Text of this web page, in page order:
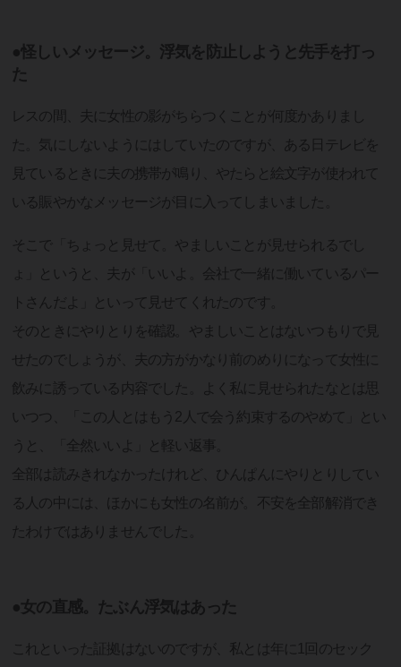
●怪しいメッセージ。浮気を防止しようと先手を打っ
た
レスの間、夫に女性の影がちらつくことが何度かありまし
た。気にしないようにはしていたのですが、ある日テレビを
見ているときに夫の携帯が鳴り、やたらと絵文字が使われて
いる賑やかなメッセージが目に入ってしまいました。
そこで「ちょっと見せて。やましいことが見せられるでし
ょ」というと、夫が「いいよ。会社で一緒に働いているパー
トさんだよ」といって見せてくれたのです。
そのときにやりとりを確認。やましいことはないつもりで見
せたのでしょうが、夫の方がかなり前のめりになって女性に
飲みに誘っている内容でした。よく私に見せられたなとは思
いつつ、「この人とはもう2人で会う約束するのやめて」とい
うと、「全然いいよ」と軽い返事。
全部は読みきれなかったけれど、ひんぱんにやりとりしてい
る人の中には、ほかにも女性の名前が。不安を全部解消でき
たわけではありませんでした。
●女の直感。たぶん浮気はあった
これといった証拠はないのですが、私とは年に1回のセック